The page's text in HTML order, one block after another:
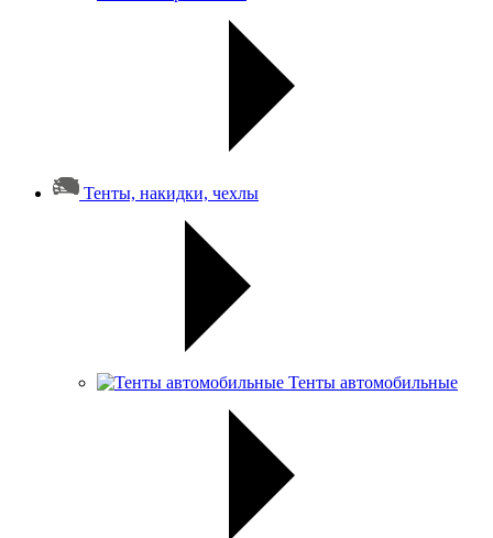
Тенты, накидки, чехлы
Тенты автомобильные